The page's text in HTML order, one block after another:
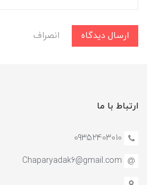
ارسال دیدگاه انصراف
ارتباط با ما
09352403010
Chaparyadak6@gmail.com